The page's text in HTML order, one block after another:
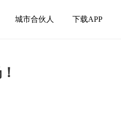
城市合伙人 下载APP